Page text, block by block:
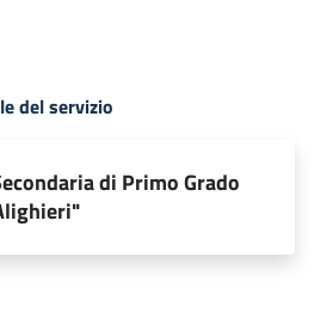
del servizio
di Primo Grado